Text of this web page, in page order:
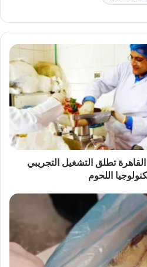
تطلق التشغيل التجريبي
اللحوم